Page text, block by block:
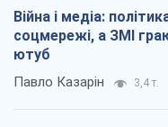
Війна і медіа:
соцмережі, а ЗМІ
ютуб
Павло Казарін 3,4 т.